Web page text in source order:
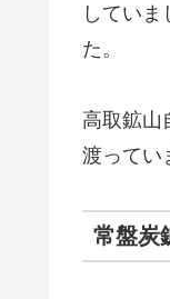
してい
た。
高取鉱山
渡ってい
常盤炭